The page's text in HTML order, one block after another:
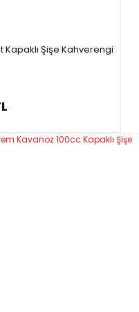
Kapaklı Şişe Kahverengi